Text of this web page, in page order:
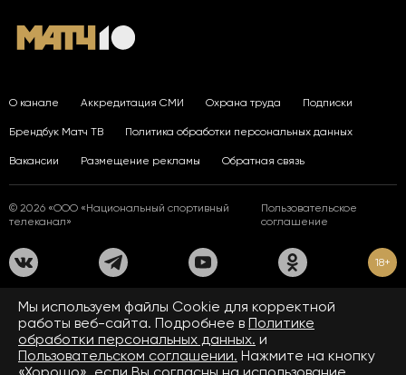
О канале Аккредитация СМИ Охрана труда Подписки
Брендбук Матч ТВ Политика обработки персональных данных
Вакансии Размещение рекламы Обратная связь
© 2026 «ООО «Национальный спортивный
телеканал»
Пользовательское
соглашение
18+
На сайте применяются рекомендательные технологии. Подробнее
Правилах применения рекомендательных технологий.
Средство массовой информации сетевое издание «www.matchtv.ru»
зарегистрировано Федеральной службой по надзору в сфере связи,
информационных технологий и массовых коммуникаций (Роскомнадзор).
Мы используем файлы Сookie для корректной
работы веб-сайта. Подробнее в Политике
обработки персональных данных. и
Пользовательском соглашении. Нажмите на кнопку